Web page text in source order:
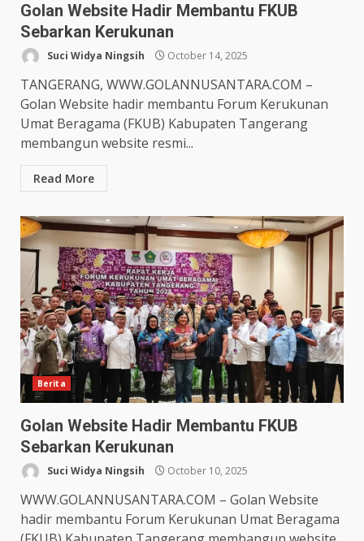
Golan Website Hadir Membantu FKUB
Sebarkan Kerukunan
Suci Widya Ningsih October 14, 2025
TANGERANG, WWW.GOLANNUSANTARA.COM –
Golan Website hadir membantu Forum Kerukunan
Umat Beragama (FKUB) Kabupaten Tangerang
membangun website resmi...
Read More
Berita
Golan Website Hadir Membantu FKUB
Sebarkan Kerukunan
Suci Widya Ningsih October 10, 2025
WWW.GOLANNUSANTARA.COM – Golan Website
hadir membantu Forum Kerukunan Umat Beragama